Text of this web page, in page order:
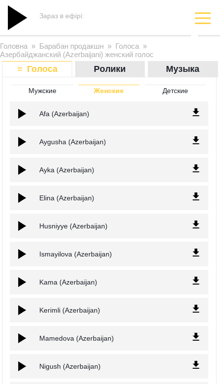
Зараз в ефірі:
Головна » Барабан продакшн » Голоса »
Азербайджанский (Azerbaijani) женский голос
≡ Голоса Ролики Музыка
Мужские Женские Детские
Afa (Azerbaijan)
Aygusha (Azerbaijan)
Ayka (Azerbaijan)
Elina (Azerbaijan)
Husniyye (Azerbaijan)
Ismayilova (Azerbaijan)
Kama (Azerbaijan)
Kerimli (Azerbaijan)
Mamedova (Azerbaijan)
Nigush (Azerbaijan)